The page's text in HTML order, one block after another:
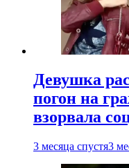
Девушка
погон на
взорвала
3 месяца спустя3